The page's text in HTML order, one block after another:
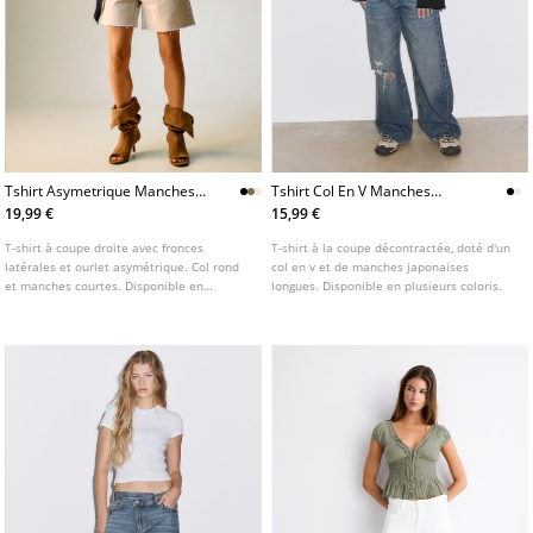
Tshirt Asymetrique Manches
Courtes
19,99 €
T-shirt à coupe droite avec fronces
latérales et ourlet asymétrique. Col rond
et manches courtes. Disponible en
Tshirt Col En V Manches
Longues Japonaises
15,99 €
T-shirt à la coupe décontractée, doté d'un
col en v et de manches japonaises
longues. Disponible en plusieurs coloris.